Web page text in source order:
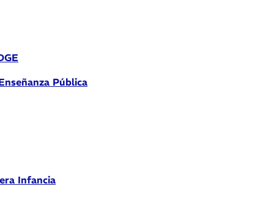
Pública
Infancia